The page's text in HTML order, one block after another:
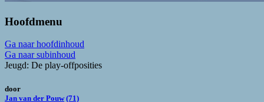
Hoofdmenu
Ga naar hoofdinhoud
Ga naar subinhoud
Jeugd: De play-offposities
door
Jan van der Pouw (71)